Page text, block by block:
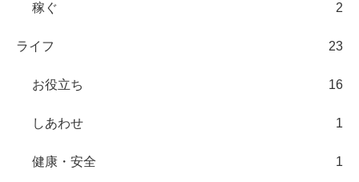
稼ぐ 2
ライフ 23
お役立ち 16
しあわせ 1
健康・安全 1